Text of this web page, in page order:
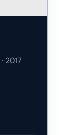
· 2017